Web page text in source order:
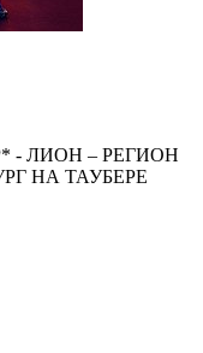
- ЛИОН – РЕГИОН
НА ТАУБЕРЕ